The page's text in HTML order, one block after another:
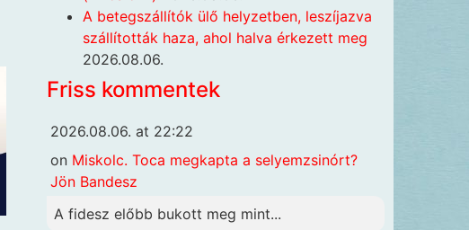
A betegszállítók ülő helyzetben, leszíjazva
szállították haza, ahol halva érkezett meg
2026.08.06.
Friss kommentek
2026.08.06. at 22:22
on Miskolc. Toca megkapta a selyemzsinórt?
Jön Bandesz
A fidesz előbb bukott meg mint...